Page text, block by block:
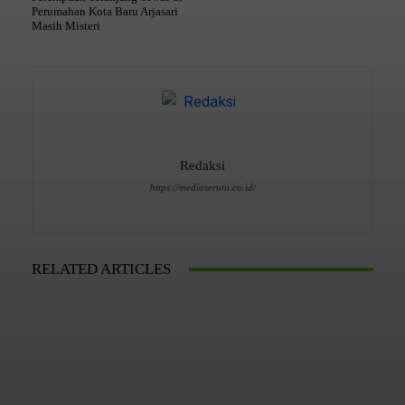
Perumahan Kota Baru Arjasari
Masih Misteri
Redaksi
https://mediaseruni.co.id/
RELATED ARTICLES